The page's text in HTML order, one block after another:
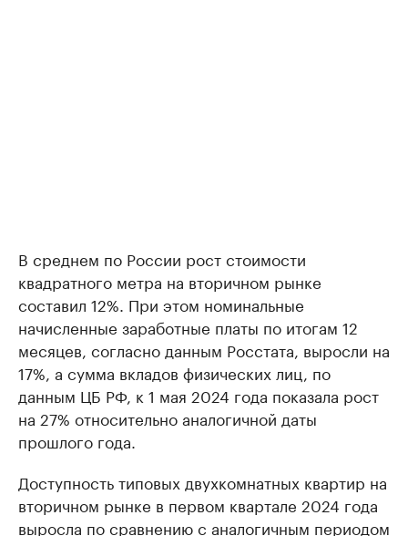
В среднем по России рост стоимости
квадратного метра на вторичном рынке
составил 12%. При этом номинальные
начисленные заработные платы по итогам 12
месяцев, согласно данным Росстата, выросли на
17%, а сумма вкладов физических лиц, по
данным ЦБ РФ, к 1 мая 2024 года показала рост
на 27% относительно аналогичной даты
прошлого года.
Доступность типовых двухкомнатных квартир на
вторичном рынке в первом квартале 2024 года
выросла по сравнению с аналогичным периодом